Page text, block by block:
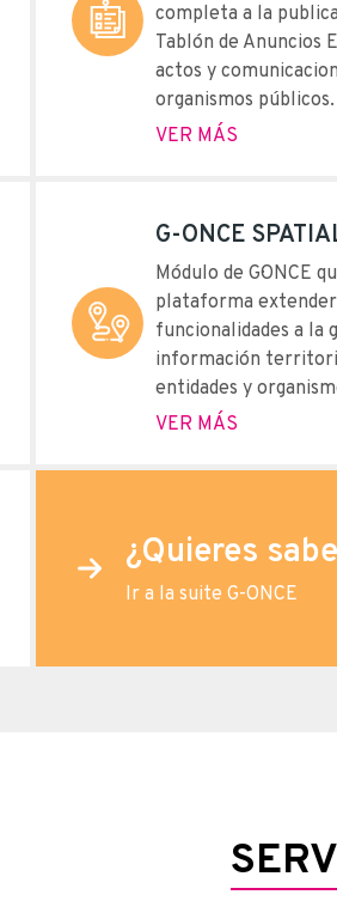
completa a la
Tablón de Anuncios
actos y
organismos públicos.
VER MÁS
G-ONCE
Módulo de G·ONCE
plataforma extender
funcionalidades a la
información
entidades y
VER MÁS
¿Quieres
Ir a la suite G-ONCE